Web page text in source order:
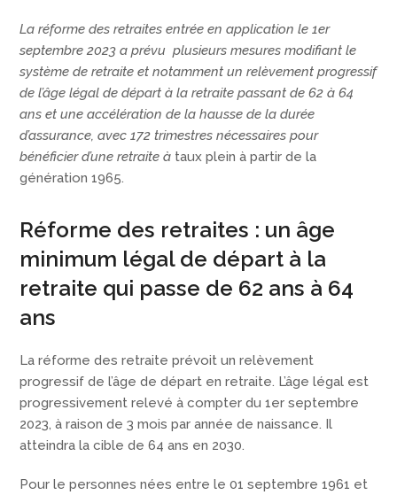
La réforme des retraites entrée en application le 1er
septembre 2023 a prévu plusieurs mesures modifiant le
système de retraite et notamment un relèvement progressif
de l’âge légal de départ à la retraite passant de 62 à 64
ans et une accélération de la hausse de la durée
d’assurance, avec 172 trimestres nécessaires pour
bénéficier d’une retraite à taux plein à partir de la
génération 1965.
Réforme des retraites : un âge
minimum légal de départ à la
retraite qui passe de 62 ans à 64
ans
La réforme des retraite prévoit un relèvement
progressif de l’âge de départ en retraite. L’âge légal est
progressivement relevé à compter du 1er septembre
2023, à raison de 3 mois par année de naissance. Il
atteindra la cible de 64 ans en 2030.
Pour le personnes nées entre le 01 septembre 1961 et